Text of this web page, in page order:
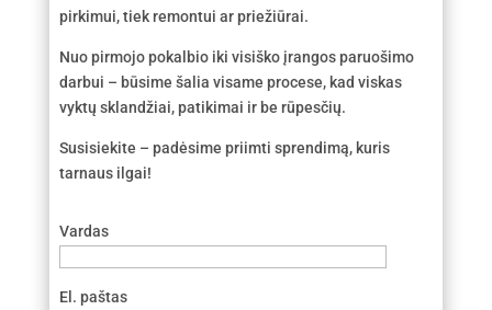
pirkimui, tiek remontui ar priežiūrai.
Nuo pirmojo pokalbio iki visiško įrangos paruošimo
darbui – būsime šalia visame procese, kad viskas
vyktų sklandžiai, patikimai ir be rūpesčių.
Susisiekite – padėsime priimti sprendimą, kuris
tarnaus ilgai!
Vardas
El. paštas